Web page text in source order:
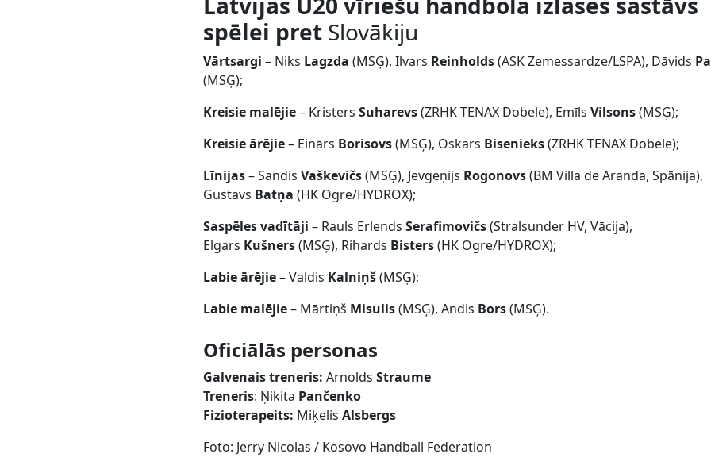
spēlei pret Slovākiju
Vārtsargi– Niks Lagzda(MSĢ), Ilvars Reinholds(ASK Zemessardze/LSPA), Dāvids
(MSĢ);
Kreisie malējie– KristersSuharevs(ZRHK TENAX Dobele), EmīlsVilsons(MSĢ);
Kreisie ārējie– Einārs Borisovs(MSĢ), Oskars Bisenieks(ZRHK TENAX Dobele);
Līnijas– SandisVaškevičs(MSĢ), Jevgeņijs Rogonovs(BM Villa de Aranda, Spānija),
Gustavs Batņa (HK Ogre/HYDROX);
Saspēles vadītāji – Rauls ErlendsSerafimovičs(Stralsunder HV, Vācija),
Elgars Kušners(MSĢ), Rihards Bisters(HK Ogre/HYDROX);
Labie ārējie– Valdis Kalniņš(MSĢ);
Labie malējie– Mārtiņš Misulis(MSĢ), Andis Bors(MSĢ).
Oficiālās personas
Galvenais treneris: ArnoldsStraume
Treneris: Ņikita Pančenko
Fizioterapeits: MiķelisAlsbergs
Foto: Jerry Nicolas / Kosovo Handball Federation